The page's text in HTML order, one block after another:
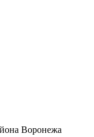
Воронежа